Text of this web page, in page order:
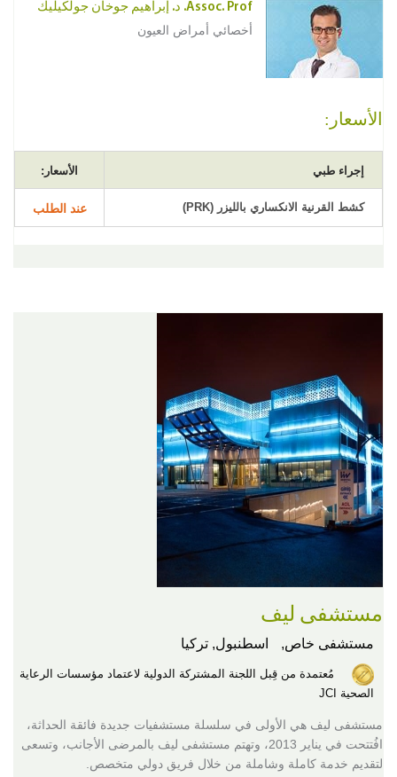
Assoc. Prof. د. إبراهيم جوخان جولكيليك
أخصائي أمراض العيون
الأسعار:
إجراء طبي الأسعار:
كشط القرنية الانكساري بالليزر (PRK) عند الطلب
مستشفى ليف
مستشفى خاص, اسطنبول, تركيا
مُعتمدة من قِبل اللجنة المشتركة الدولية لاعتماد مؤسسات الرعاية
الصحية JCI
مستشفى ليف هي الأولى في سلسلة مستشفيات جديدة فائقة الحداثة،
افُتتحت في يناير 2013، وتهتم مستشفى ليف بالمرضى الأجانب، وتسعى
لتقديم خدمة كاملة وشاملة من خلال فريق دولي متخصص.